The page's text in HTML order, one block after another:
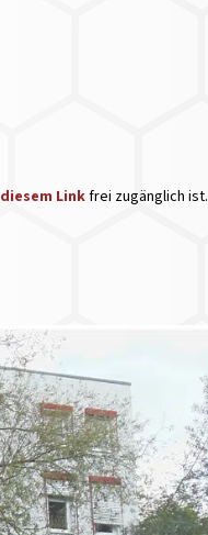
diesem Linkfrei zugänglich ist.